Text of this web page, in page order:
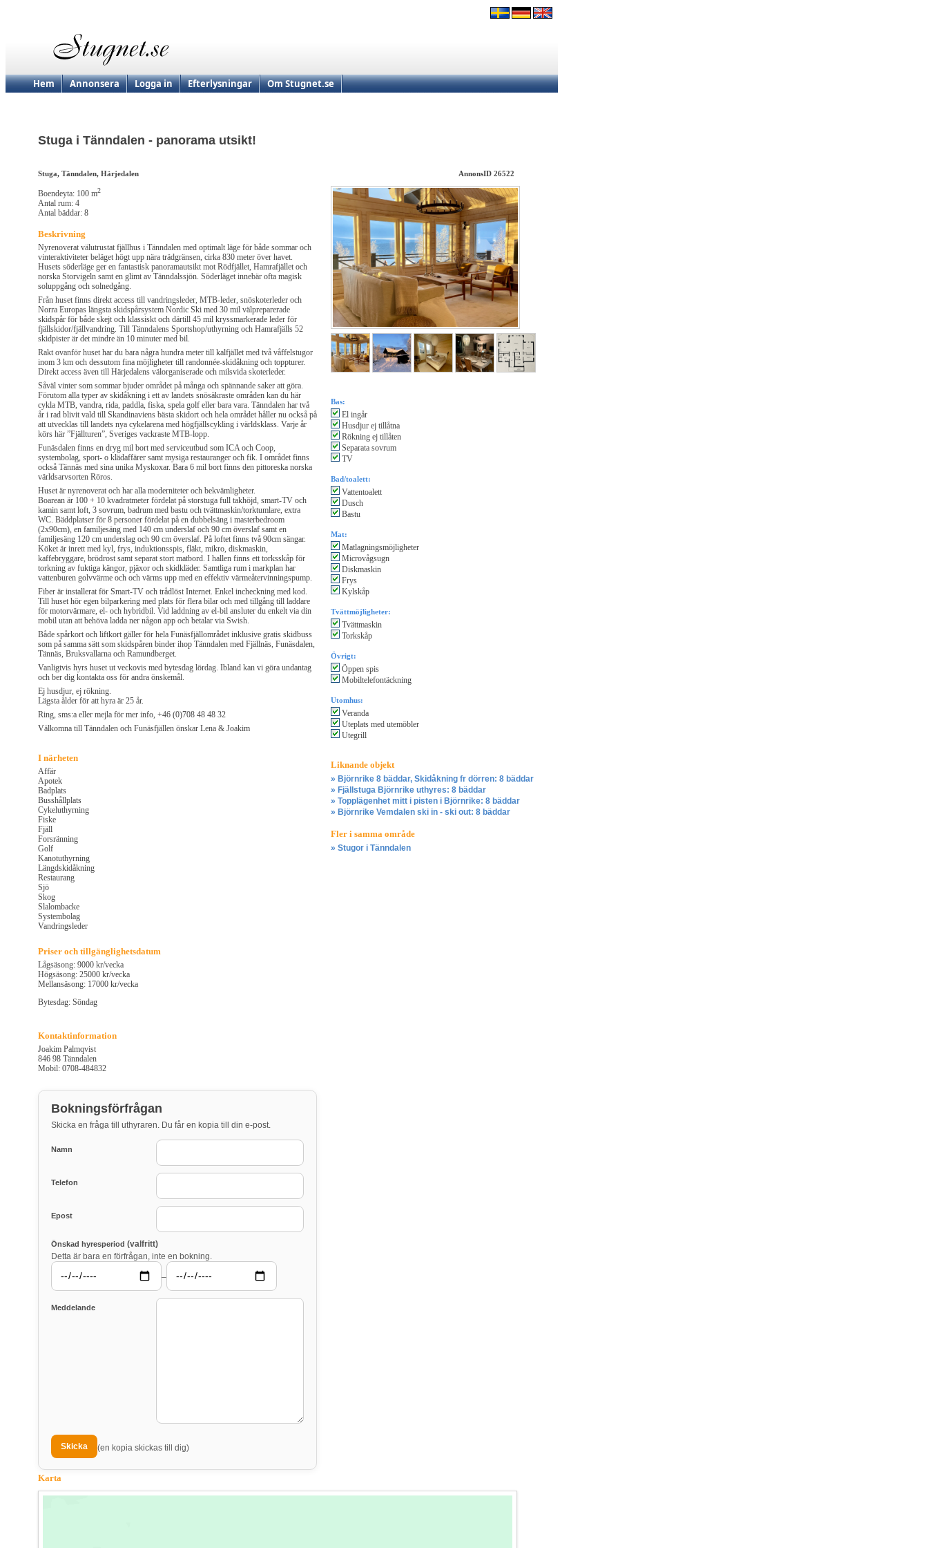
Hem Annonsera Logga in Efterlysningar Om Stugnet.se
Stuga i Tänndalen - panorama utsikt!
Stuga, Tänndalen, Härjedalen AnnonsID 26522
Boendeyta: 100 m2
Antal rum: 4
Antal bäddar: 8
Beskrivning
Nyrenoverat välutrustat fjällhus i Tänndalen med optimalt läge för både sommar och
vinteraktiviteter beläget högt upp nära trädgränsen, cirka 830 meter över havet.
Husets söderläge ger en fantastisk panoramautsikt mot Rödfjället, Hamrafjället och
norska Storvigeln samt en glimt av Tänndalssjön. Söderläget innebär ofta magisk
soluppgång och solnedgång.
Från huset finns direkt access till vandringsleder, MTB-leder, snöskoterleder och
Norra Europas längsta skidspårsystem Nordic Ski med 30 mil välpreparerade
skidspår för både skejt och klassiskt och därtill 45 mil kryssmarkerade leder för
fjällskidor/fjällvandring. Till Tänndalens Sportshop/uthyrning och Hamrafjälls 52
skidpister är det mindre än 10 minuter med bil.
Rakt ovanför huset har du bara några hundra meter till kalfjället med två våffelstugor
inom 3 km och dessutom fina möjligheter till randonnée-skidåkning och toppturer.
Direkt access även till Härjedalens välorganiserade och milsvida skoterleder.
Såväl vinter som sommar bjuder området på många och spännande saker att göra.
Förutom alla typer av skidåkning i ett av landets snösäkraste områden kan du här
cykla MTB, vandra, rida, paddla, fiska, spela golf eller bara vara. Tänndalen har två
år i rad blivit vald till Skandinaviens bästa skidort och hela området håller nu också på
att utvecklas till landets nya cykelarena med högfjällscykling i världsklass. Varje år
körs här ”Fjällturen”, Sveriges vackraste MTB-lopp.
Funäsdalen finns en dryg mil bort med serviceutbud som ICA och Coop,
systembolag, sport- o klädaffärer samt mysiga restauranger och fik. I området finns
också Tännäs med sina unika Myskoxar. Bara 6 mil bort finns den pittoreska norska
världsarvsorten Röros.
Huset är nyrenoverat och har alla moderniteter och bekvämligheter.
Boarean är 100 + 10 kvadratmeter fördelat på storstuga full takhöjd, smart-TV och
kamin samt loft, 3 sovrum, badrum med bastu och tvättmaskin/torktumlare, extra
WC. Bäddplatser för 8 personer fördelat på en dubbelsäng i masterbedroom
(2x90cm), en familjesäng med 140 cm underslaf och 90 cm överslaf samt en
familjesäng 120 cm underslag och 90 cm överslaf. På loftet finns två 90cm sängar.
Köket är inrett med kyl, frys, induktionsspis, fläkt, mikro, diskmaskin,
kaffebryggare, brödrost samt separat stort matbord. I hallen finns ett torksskåp för
torkning av fuktiga kängor, pjäxor och skidkläder. Samtliga rum i markplan har
vattenburen golvvärme och och värms upp med en effektiv värmeåtervinningspump.
Fiber är installerat för Smart-TV och trådlöst Internet. Enkel incheckning med kod.
Till huset hör egen bilparkering med plats för flera bilar och med tillgång till laddare
för motorvärmare, el- och hybridbil. Vid laddning av el-bil ansluter du enkelt via din
mobil utan att behöva ladda ner någon app och betalar via Swish.
Både spårkort och liftkort gäller för hela Funäsfjällområdet inklusive gratis skidbuss
som på samma sätt som skidspåren binder ihop Tänndalen med Fjällnäs, Funäsdalen,
Tännäs, Bruksvallarna och Ramundberget.
Vanligtvis hyrs huset ut veckovis med bytesdag lördag. Ibland kan vi göra undantag
och ber dig kontakta oss för andra önskemål.
Ej husdjur, ej rökning.
Lägsta ålder för att hyra är 25 år.
Ring, sms:a eller mejla för mer info, +46 (0)708 48 48 32
Välkomna till Tänndalen och Funäsfjällen önskar Lena & Joakim
I närheten
Affär
Apotek
Badplats
Busshållplats
Cykeluthyrning
Fiske
Fjäll
Forsränning
Golf
Kanotuthyrning
Längdskidåkning
Restaurang
Sjö
Skog
Slalombacke
Systembolag
Vandringsleder
Priser och tillgänglighetsdatum
Lågsäsong: 9000 kr/vecka
Högsäsong: 25000 kr/vecka
Mellansäsong: 17000 kr/vecka
Bytesdag: Söndag
Kontaktinformation
Joakim Palmqvist
846 98 Tänndalen
Mobil: 0708-484832
Bokningsförfrågan
Skicka en fråga till uthyraren. Du får en kopia till din e-post.
Namn
Telefon
Epost
Önskad hyresperiod (valfritt)
Detta är bara en förfrågan, inte en bokning.
–
Meddelande
(en kopia skickas till dig)
Bas:
El ingår
Husdjur ej tillåtna
Rökning ej tillåten
Separata sovrum
TV
Bad/toalett:
Vattentoalett
Dusch
Bastu
Mat:
Matlagningsmöjligheter
Microvågsugn
Diskmaskin
Frys
Kylskåp
Tvättmöjligheter:
Tvättmaskin
Torkskåp
Övrigt:
Öppen spis
Mobiltelefontäckning
Utomhus:
Veranda
Uteplats med utemöbler
Utegrill
Liknande objekt
» Björnrike 8 bäddar, Skidåkning fr dörren: 8 bäddar
» Fjällstuga Björnrike uthyres: 8 bäddar
» Topplägenhet mitt i pisten i Björnrike: 8 bäddar
» Björnrike Vemdalen ski in - ski out: 8 bäddar
Fler i samma område
» Stugor i Tänndalen
Karta